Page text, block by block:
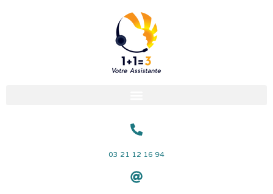
03 21 12 16 94